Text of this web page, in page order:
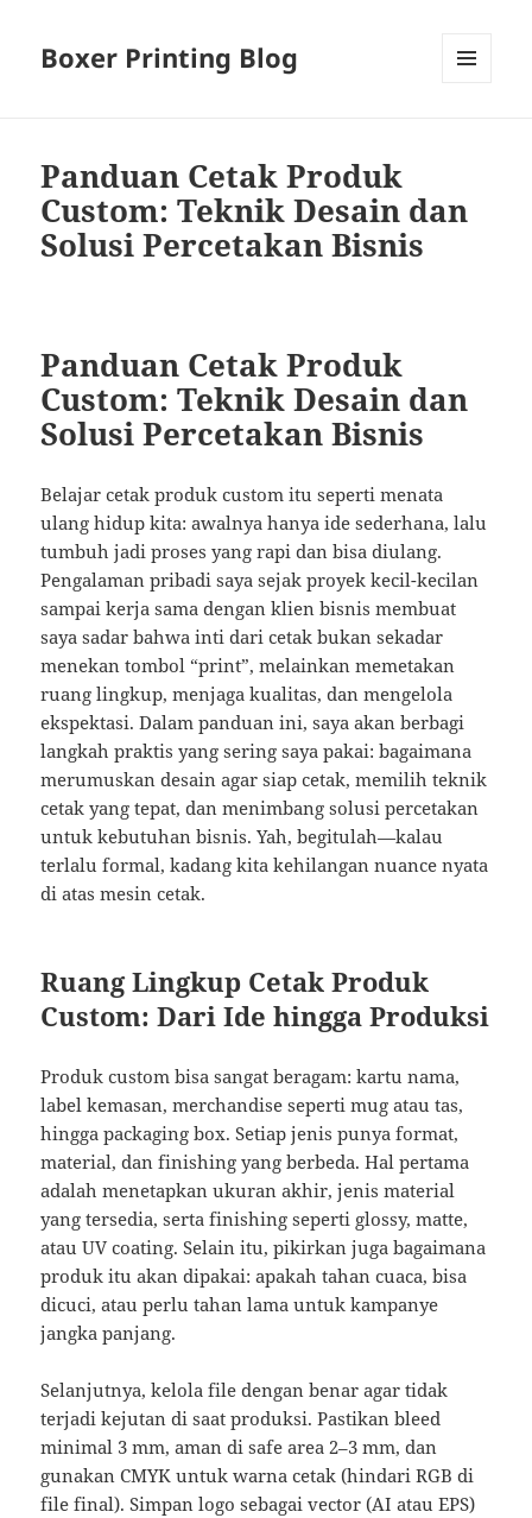
Boxer Printing Blog
Panduan Cetak Produk
Custom: Teknik Desain dan
Solusi Percetakan Bisnis
Panduan Cetak Produk
Custom: Teknik Desain dan
Solusi Percetakan Bisnis
Belajar cetak produk custom itu seperti menata
ulang hidup kita: awalnya hanya ide sederhana, lalu
tumbuh jadi proses yang rapi dan bisa diulang.
Pengalaman pribadi saya sejak proyek kecil-kecilan
sampai kerja sama dengan klien bisnis membuat
saya sadar bahwa inti dari cetak bukan sekadar
menekan tombol “print”, melainkan memetakan
ruang lingkup, menjaga kualitas, dan mengelola
ekspektasi. Dalam panduan ini, saya akan berbagi
langkah praktis yang sering saya pakai: bagaimana
merumuskan desain agar siap cetak, memilih teknik
cetak yang tepat, dan menimbang solusi percetakan
untuk kebutuhan bisnis. Yah, begitulah—kalau
terlalu formal, kadang kita kehilangan nuance nyata
di atas mesin cetak.
Ruang Lingkup Cetak Produk
Custom: Dari Ide hingga Produksi
Produk custom bisa sangat beragam: kartu nama,
label kemasan, merchandise seperti mug atau tas,
hingga packaging box. Setiap jenis punya format,
material, dan finishing yang berbeda. Hal pertama
adalah menetapkan ukuran akhir, jenis material
yang tersedia, serta finishing seperti glossy, matte,
atau UV coating. Selain itu, pikirkan juga bagaimana
produk itu akan dipakai: apakah tahan cuaca, bisa
dicuci, atau perlu tahan lama untuk kampanye
jangka panjang.
Selanjutnya, kelola file dengan benar agar tidak
terjadi kejutan di saat produksi. Pastikan bleed
minimal 3 mm, aman di safe area 2–3 mm, dan
gunakan CMYK untuk warna cetak (hindari RGB di
file final). Simpan logo sebagai vector (AI atau EPS)